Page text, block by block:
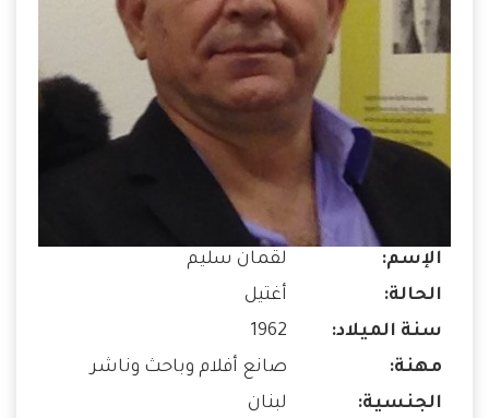
الإسم:
لقمان سليم
الحالة:
أغتيل
سنة الميلاد:
1962
مهنة:
صانع أفلام وباحث وناشر
الجنسية:
لبنان